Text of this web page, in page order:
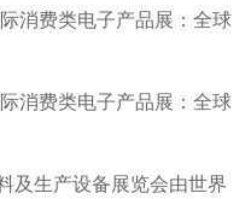
费类电子产品展：全球
费类电子产品展：全球
生产设备展览会由世界